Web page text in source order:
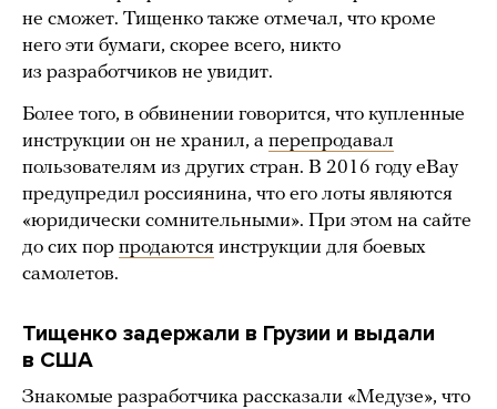
не сможет. Тищенко также отмечал, что кроме
него эти бумаги, скорее всего, никто
из разработчиков не увидит.
Более того, в обвинении говорится, что купленные
инструкции он не хранил, а перепродавал
пользователям из других стран. В 2016 году eBay
предупредил россиянина, что его лоты являются
«юридически сомнительными». При этом на сайте
до сих пор продаются инструкции для боевых
самолетов.
Тищенко задержали в Грузии и выдали
в США
Знакомые разработчика рассказали «Медузе», что